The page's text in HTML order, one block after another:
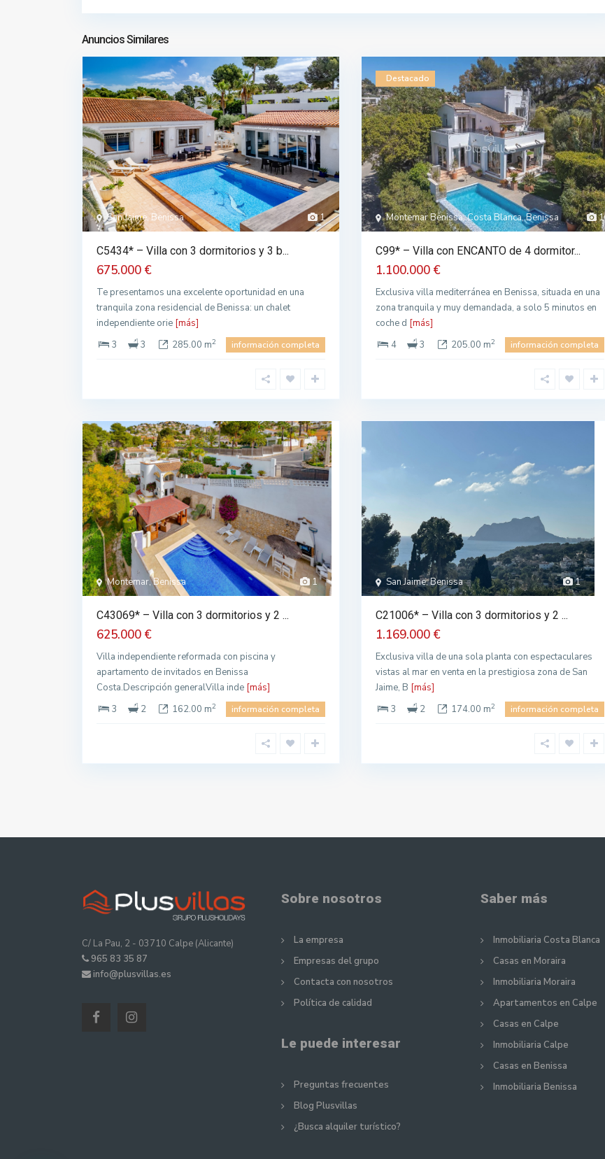
Anuncios Similares
1
San Jaime, Benissa
C5434* – Villa con 3 dormitorios y 3 b...
675.000 €
Te presentamos una excelente oportunidad en una
tranquila zona residencial de Benissa: un chalet
independiente orie [más]
3
3 285.00 m2 información completa
1
Montemar Benissa, Costa Blanca, Benissa
Destacado
C99* – Villa con ENCANTO de 4 dormitor...
1.100.000 €
Exclusiva villa mediterránea en Benissa, situada en una
zona tranquila y muy demandada, a solo 5 minutos en
coche d [más]
4
3 205.00 m2 información completa
1
Montemar, Benissa
C43069* – Villa con 3 dormitorios y 2 ...
625.000 €
Villa independiente reformada con piscina y
apartamento de invitados en Benissa
Costa.Descripción generalVilla inde [más]
3
2 162.00 m2 información completa
1
San Jaime, Benissa
C21006* – Villa con 3 dormitorios y 2 ...
1.169.000 €
Exclusiva villa de una sola planta con espectaculares
vistas al mar en venta en la prestigiosa zona de San
Jaime, B [más]
3
2 174.00 m2 información completa
C/ La Pau, 2 - 03710 Calpe (Alicante)
965 83 35 87
info@plusvillas.es
Sobre nosotros
La empresa
Empresas del grupo
Contacta con nosotros
Política de calidad
Le puede interesar
Preguntas frecuentes
Blog Plusvillas
¿Busca alquiler turístico?
Saber más
Inmobiliaria Costa Blanca
Casas en Moraira
Inmobiliaria Moraira
Apartamentos en Calpe
Casas en Calpe
Inmobiliaria Calpe
Casas en Benissa
Inmobiliaria Benissa